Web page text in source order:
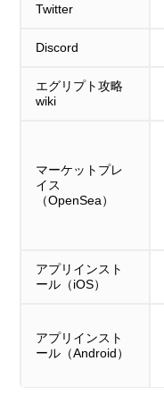
Twitter
Discord
エグリプト攻略
wiki
マーケットプレ
イス
（OpenSea）
アプリインスト
ール（iOS）
アプリインスト
ール（Android）